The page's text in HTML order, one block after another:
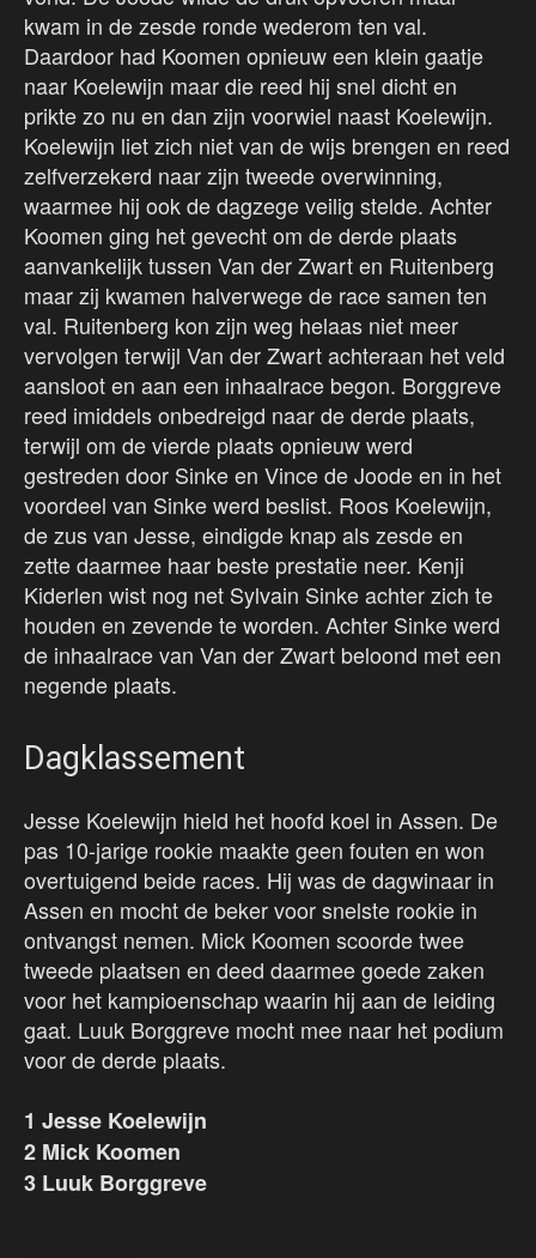
kwam in de zesde ronde wederom ten val.
Daardoor had Koomen opnieuw een klein gaatje
naar Koelewijn maar die reed hij snel dicht en
prikte zo nu en dan zijn voorwiel naast Koelewijn.
Koelewijn liet zich niet van de wijs brengen en reed
zelfverzekerd naar zijn tweede overwinning,
waarmee hij ook de dagzege veilig stelde. Achter
Koomen ging het gevecht om de derde plaats
aanvankelijk tussen Van der Zwart en Ruitenberg
maar zij kwamen halverwege de race samen ten
val. Ruitenberg kon zijn weg helaas niet meer
vervolgen terwijl Van der Zwart achteraan het veld
aansloot en aan een inhaalrace begon. Borggreve
reed imiddels onbedreigd naar de derde plaats,
terwijl om de vierde plaats opnieuw werd
gestreden door Sinke en Vince de Joode en in het
voordeel van Sinke werd beslist. Roos Koelewijn,
de zus van Jesse, eindigde knap als zesde en
zette daarmee haar beste prestatie neer. Kenji
Kiderlen wist nog net Sylvain Sinke achter zich te
houden en zevende te worden. Achter Sinke werd
de inhaalrace van Van der Zwart beloond met een
negende plaats.
Dagklassement
Jesse Koelewijn hield het hoofd koel in Assen. De
pas 10-jarige rookie maakte geen fouten en won
overtuigend beide races. Hij was de dagwinaar in
Assen en mocht de beker voor snelste rookie in
ontvangst nemen. Mick Koomen scoorde twee
tweede plaatsen en deed daarmee goede zaken
voor het kampioenschap waarin hij aan de leiding
gaat. Luuk Borggreve mocht mee naar het podium
voor de derde plaats.
1 Jesse Koelewijn
2 Mick Koomen
3 Luuk Borggreve